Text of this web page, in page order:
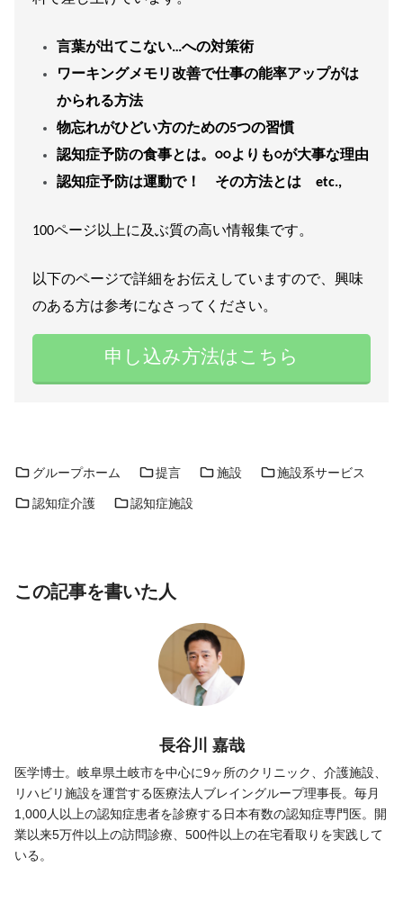
言葉が出てこない…への対策術
ワーキングメモリ改善で仕事の能率アップがは
かられる方法
物忘れがひどい方のための5つの習慣
認知症予防の食事とは。○○よりも○が大事な理由
認知症予防は運動で！ その方法とは etc.,
100ページ以上に及ぶ質の高い情報集です。
以下のページで詳細をお伝えしていますので、興味
のある方は参考になさってください。
申し込み方法はこちら
グループホーム 提言 施設 施設系サービス
認知症介護 認知症施設
この記事を書いた人
長谷川 嘉哉
医学博士。岐阜県土岐市を中心に9ヶ所のクリニック、介護施設、
リハビリ施設を運営する医療法人ブレイングループ理事長。毎月
1,000人以上の認知症患者を診療する日本有数の認知症専門医。開
業以来5万件以上の訪問診療、500件以上の在宅看取りを実践して
いる。